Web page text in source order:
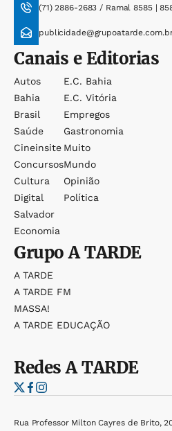
(71) 2886-2683 / Ramal 8585 |
Canais e Editorias
Autos
Bahia
Brasil
Saúde
Cineinsite
Concursos
Cultura
Digital
Salvador
Economia
E.c. Bahia
E.c. Vitória
Empregos
Gastronomia
Muito
Mundo
Opinião
Política
GrupoA TARDE
A TARDE
A TARDE FM
MASSA!
A TARDE EDUCAÇÃO
RedesA TARDE
Rua Professor Milton Cayres de Brito,